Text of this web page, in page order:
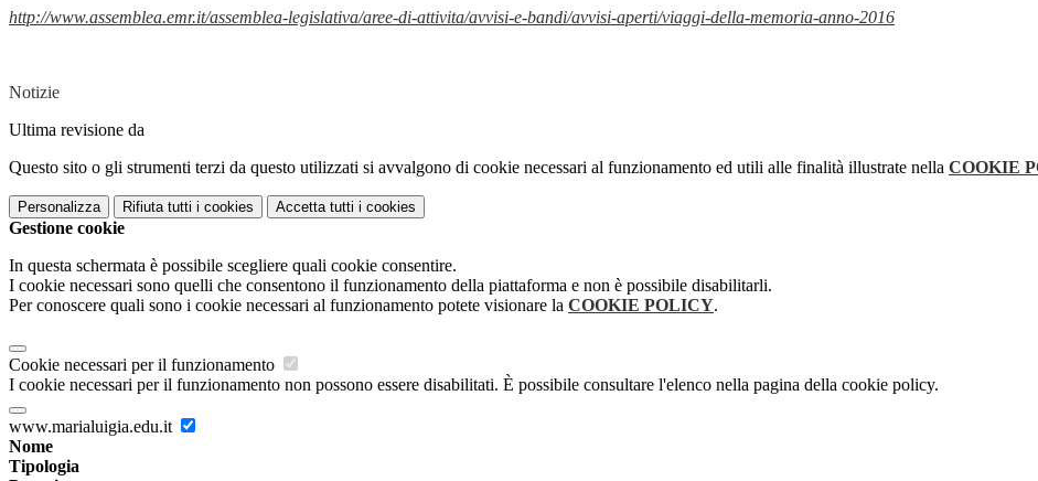
http://www.assemblea.emr.it/assemblea-legislativa/aree-di-attivita/avvisi-e-bandi/avvisi-aperti/viaggi-della-memoria-anno-2016
Notizie
Ultima revisione da
Questo sito o gli strumenti terzi da questo utilizzati si avvalgono di cookie necessari al funzionamento ed utili alle finalità illustrate nella COOKIE
Personalizza Rifiuta tutti i cookies Accetta tutti i cookies
Gestione cookie
In questa schermata è possibile scegliere quali cookie consentire.
I cookie necessari sono quelli che consentono il funzionamento della piattaforma e non è possibile disabilitarli.
Per conoscere quali sono i cookie necessari al funzionamento potete visionare la COOKIE POLICY.
Cookie necessari per il funzionamento
I cookie necessari per il funzionamento non possono essere disabilitati. È possibile consultare l'elenco nella pagina della cookie policy.
www.marialuigia.edu.it
Nome
Tipologia